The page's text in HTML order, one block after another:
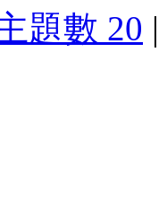
題數 20 |